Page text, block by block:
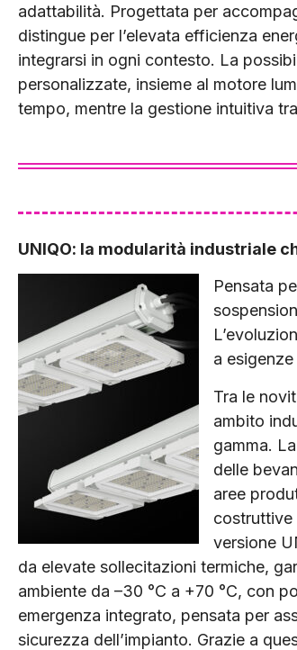
adattabilità. Progettata per
distingue per l’elevata efficienza
integrarsi in ogni contesto. La
personalizzate, insieme al motore
tempo, mentre la gestione intuitiva
UNIQO: la modularità industriale
Pensata
a
Tra le
ambito
gamma.
delle
aree
costruttive
versione
da elevate sollecitazioni termiche,
ambiente da –30 °C a +70 °C, con
emergenza integrato, pensata per
sicurezza dell’impianto. Grazie a